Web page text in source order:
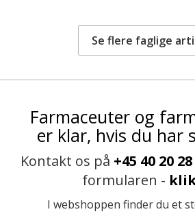
Se flere faglige
Farmaceuter og
er klar, hvis du har
Kontakt os på +45 40 20
formularen -
I webshoppen finder du et